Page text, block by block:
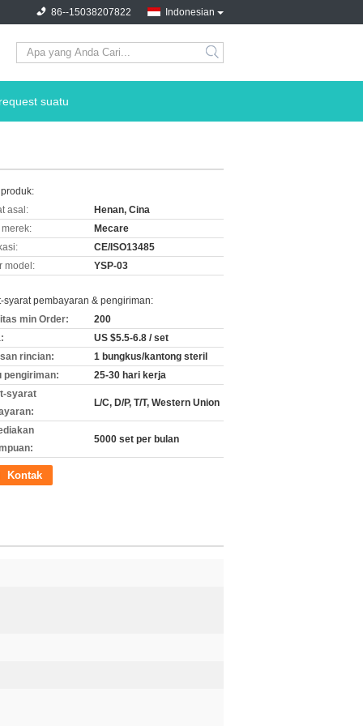
Indonesian
86--15038207822
suatu
asal:
Henan, Cina
merek:
Mecare
CE/ISO13485
model:
YSP-03
syarat pembayaran & pengiriman:
min Order:
200
US $5.5-6.8 / set
rincian:
1 bungkus/kantong steril
pengiriman:
25-30 hari kerja
syarat
L/C, D/P, T/T, Western Union
5000 set per bulan
Kontak